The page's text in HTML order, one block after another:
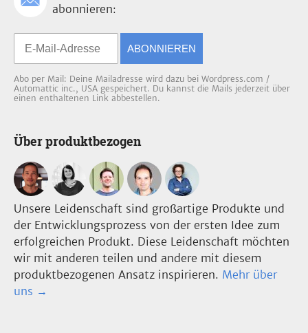
abonnieren:
ABONNIEREN
Abo per Mail: Deine Mailadresse wird dazu bei Wordpress.com /
Automattic inc., USA gespeichert. Du kannst die Mails jederzeit über
einen enthaltenen Link abbestellen.
Über produktbezogen
Unsere Leidenschaft sind großartige Produkte und
der Entwicklungsprozess von der ersten Idee zum
erfolgreichen Produkt. Diese Leidenschaft möchten
wir mit anderen teilen und andere mit diesem
produktbezogenen Ansatz inspirieren. Mehr über
uns →